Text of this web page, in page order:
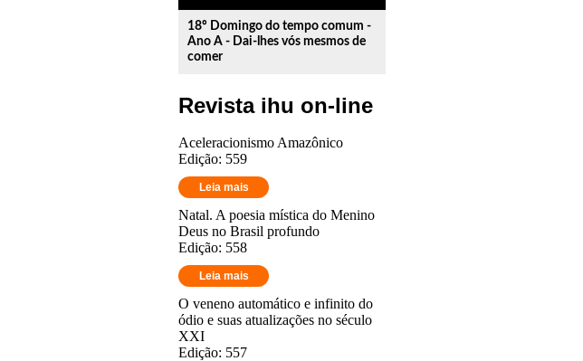
18º Domingo do tempo comum -
Ano A - Dai-lhes vós mesmos de
comer
Revista ihu on-line
Aceleracionismo Amazônico
Edição: 559
Leia mais
Natal. A poesia mística do Menino
Deus no Brasil profundo
Edição: 558
Leia mais
O veneno automático e infinito do
ódio e suas atualizações no século
XXI
Edição: 557